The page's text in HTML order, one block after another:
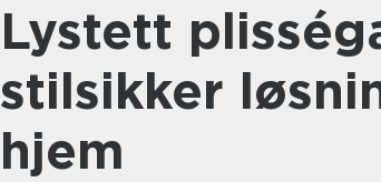
Lystett plisségardin: En
stilsikker
hjem